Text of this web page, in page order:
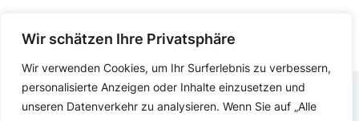
Wir schätzen Ihre Privatsphäre
Wir verwenden Cookies, um Ihr Surferlebnis zu verbessern,
personalisierte Anzeigen oder Inhalte einzusetzen und
unseren Datenverkehr zu analysieren. Wenn Sie auf „Alle
DATENSCHUTZERKLÄRUNG IMPRESSUM